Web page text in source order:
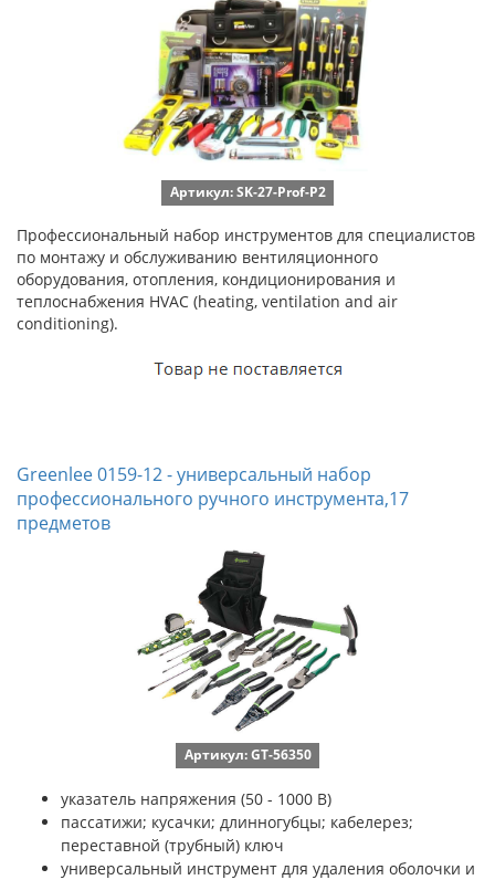
Артикул: SK-27-Prof-P2
Профессиональный набор инструментов для специалистов
по монтажу и обслуживанию вентиляционного
оборудования, отопления, кондиционирования и
теплоснабжения HVAC (heating, ventilation and air
conditioning).
Greenlee 0159-12 - универсальный набор
профессионального ручного инструмента,17
предметов
Артикул: GT-56350
указатель напряжения (50 - 1000 В)
пассатижи; кусачки; длинногубцы; кабелерез;
переставной (трубный) ключ
универсальный инструмент для удаления оболочки и